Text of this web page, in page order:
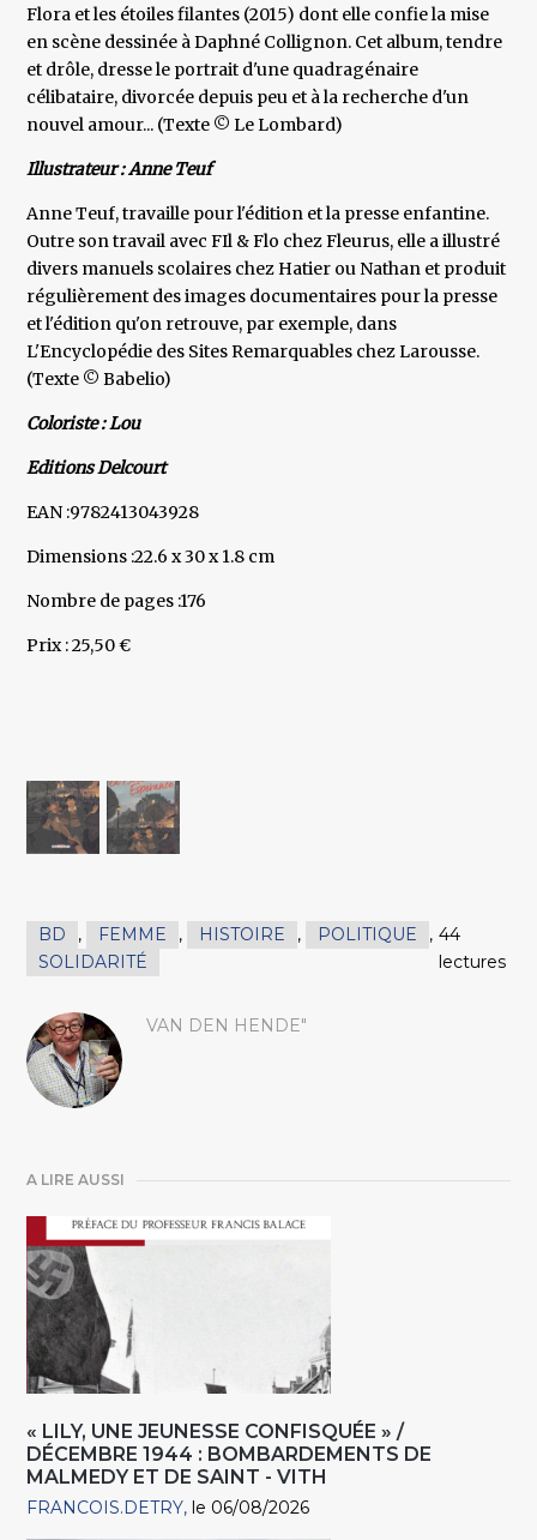
Flora et les étoiles filantes (2015) dont elle confie la mise
en scène dessinée à Daphné Collignon. Cet album, tendre
et drôle, dresse le portrait d'une quadragénaire
célibataire, divorcée depuis peu et à la recherche d'un
nouvel amour... (Texte © Le Lombard)
Illustrateur : Anne Teuf
Anne Teuf, travaille pour l'édition et la presse enfantine.
Outre son travail avec FIl & Flo chez Fleurus, elle a illustré
divers manuels scolaires chez Hatier ou Nathan et produit
régulièrement des images documentaires pour la presse
et l'édition qu'on retrouve, par exemple, dans
L'Encyclopédie des Sites Remarquables chez Larousse.
(Texte © Babelio)
Coloriste : Lou
Editions Delcourt
EAN :9782413043928
Dimensions :22.6 x 30 x 1.8 cm
Nombre de pages :176
Prix : 25,50 €
BD , FEMME , HISTOIRE , POLITIQUE
,
SOLIDARITÉ
44
lectures
VAN DEN HENDE"
A LIRE AUSSI
« LILY, UNE JEUNESSE CONFISQUÉE » /
DÉCEMBRE 1944 : BOMBARDEMENTS DE
MALMEDY ET DE SAINT - VITH
FRANCOIS.DETRY le 06/08/2026